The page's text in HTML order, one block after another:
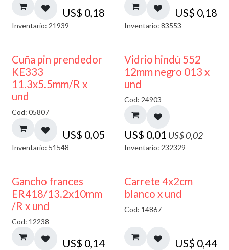
US$ 0,18
Inventario: 21939
US$ 0,18
Inventario: 83553
Cuña pin prendedor
KE333
11.3x5.5mm/R x
und
Cod: 05807
US$ 0,05
Inventario: 51548
40% DESCUENTO
Vidrio hindú 552
12mm negro 013 x
und
Cod: 24903
US$ 0,01US$0,02
Inventario: 232329
AGOTADO
Gancho frances
ER418/13.2x10mm
/R x und
Cod: 12238
US$ 0,14
Carrete 4x2cm
blanco x und
Cod: 14867
US$ 0,44